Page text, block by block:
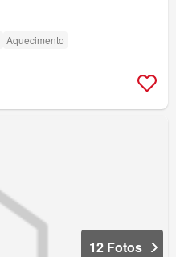
Aquecimento
12 Fotos